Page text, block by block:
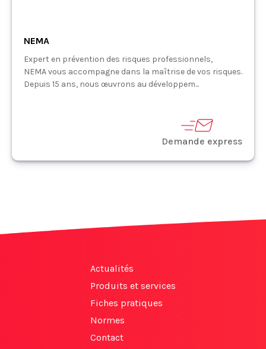
NEMA
Expert en prévention des risques professionnels,
NEMA vous accompagne dans la maîtrise de vos risques.
Depuis 15 ans, nous œuvrons au développem...
Demande express
Actualités
Produits et services
Fiches pratiques
Normes
Contact